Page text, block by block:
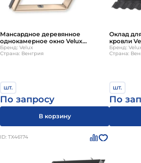
Мансардное деревянное
однокамерное окно Velux
(Велюкс) GZR CR02 3050B 55х78
см (ручка снизу)
Бренд: Velux
Страна: Венгрия
шт.
По запросу
В корзину
Оклад
кровли
CR02
Бренд:
Страна:
шт.
По
ID: ТХ46174